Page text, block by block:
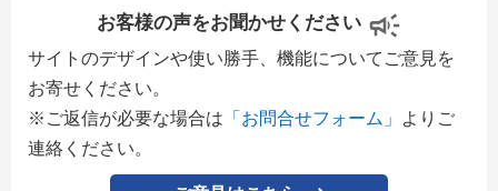
お客様の声をお聞かせください
サイトのデザインや使い勝手、機能についてご意見を
お寄せください。
※ご返信が必要な場合は 「お問合せフォーム」
よりご
連絡ください。